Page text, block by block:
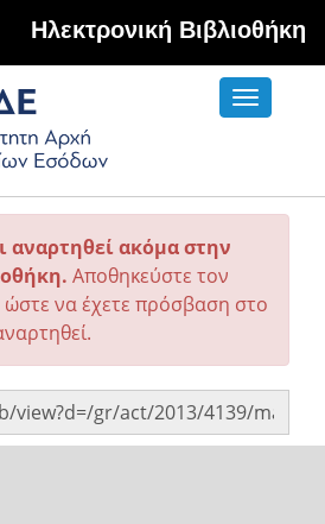
Hλεκτρονική Βιβλιοθήκη
Toggle
αναρτηθεί ακόμα στην
Αποθηκεύστε τον
να έχετε πρόσβαση στο